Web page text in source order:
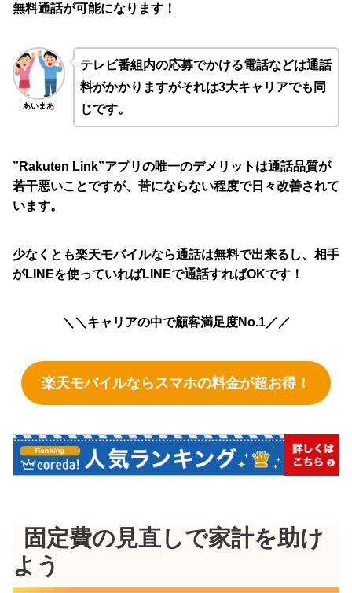
無料通話が可能になります！
あいまあ
テレビ番組内の応募でかける電話などは通話
料がかかりますがそれは3大キャリアでも同
じです。
”Rakuten Link”アプリの唯一のデメリットは通話品質が
若干悪いことですが、苦にならない程度で日々改善されて
います。
少なくとも楽天モバイルなら通話は無料で出来るし、相手
がLINEを使っていればLINEで通話すればOKです！
＼＼キャリアの中で顧客満足度No.1／／
楽天モバイルならスマホの料金が超お得！
固定費の見直しで家計を助け
よう